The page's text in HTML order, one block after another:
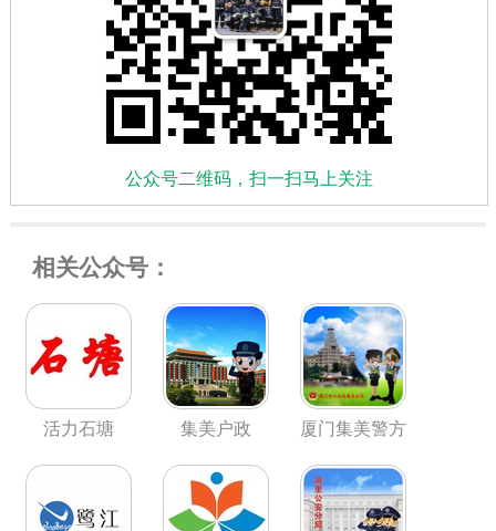
公众号二维码，扫一扫马上关注
相关公众号：
活力石塘 集美户政 厦门集美警方